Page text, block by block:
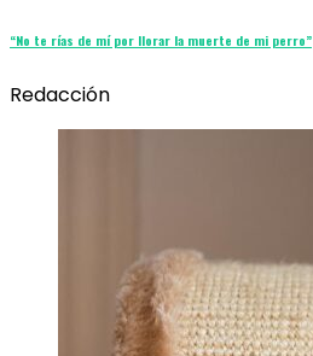
“No te rías de mí por llorar la muerte de mi perro”
Redacción